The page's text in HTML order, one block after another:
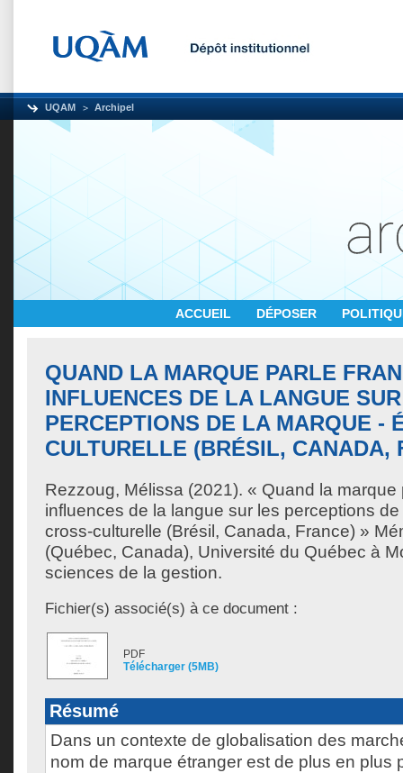
UQAM Archipel
ACCUEIL DÉPOSER
QUAND LA MARQUE PARLE
INFLUENCES DE LA LANGUE
PERCEPTIONS DE LA MARQUE -
CULTURELLE (BRÉSIL, CANADA,
Rezzoug, Mélissa (2021). « Quand la marque
influences de la langue sur les perceptions
cross-culturelle (Brésil, Canada, France) »
(Québec, Canada), Université du Québec à
sciences de la gestion.
Fichier(s) associé(s) à ce document :
PDF
Télécharger (5MB)
Résumé
Dans un contexte de globalisation des
nom de marque étranger est de plus en plus